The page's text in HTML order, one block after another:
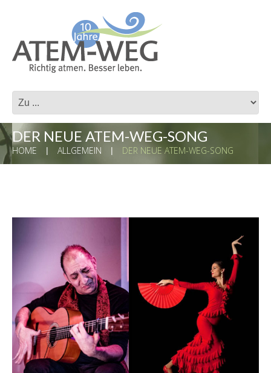
DER NEUE ATEM-WEG-SONG
HOME ALLGEMEIN DER NEUE ATEM-WEG-SONG